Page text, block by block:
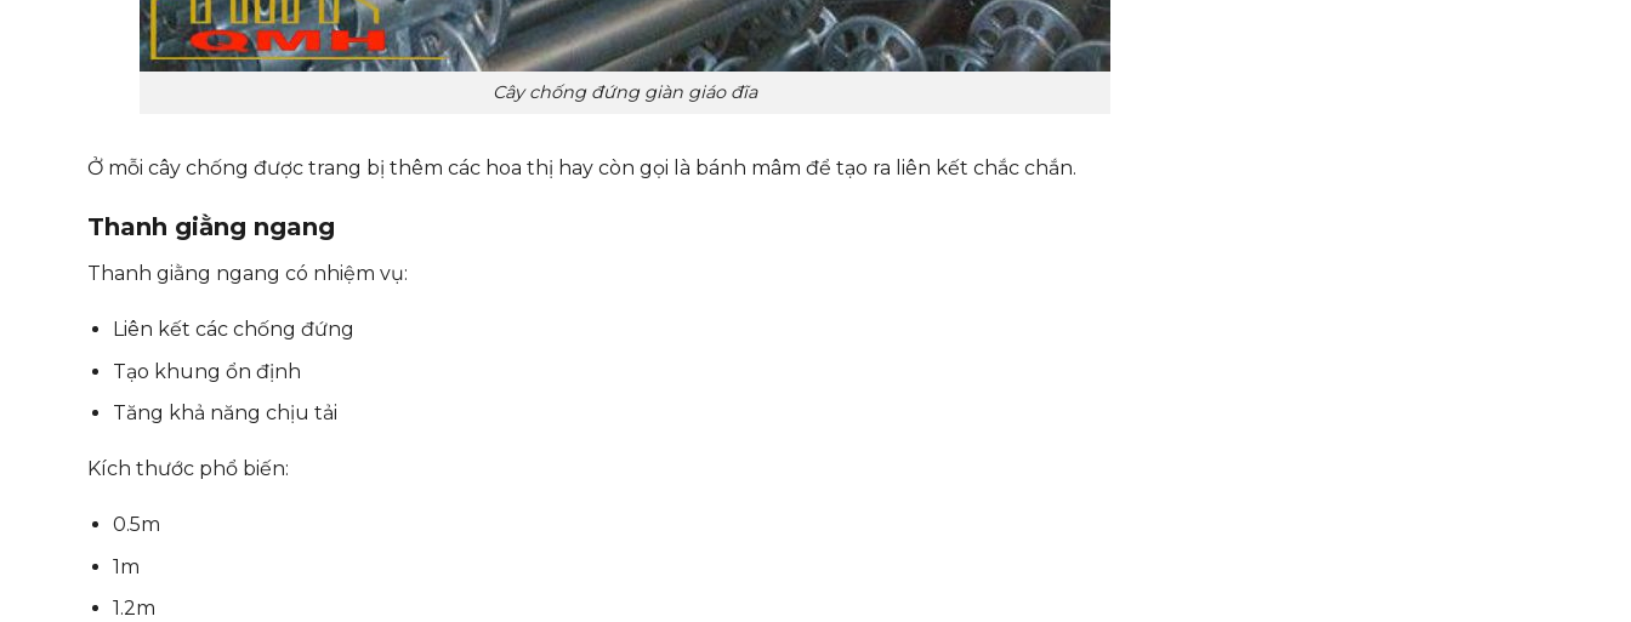
Cây chống đứng giàn giáo đĩa
Ở mỗi cây chống được trang bị thêm các hoa thị hay còn gọi là bánh mâm để tạo ra liên kết chắc chắn.
Thanh giằng ngang
Thanh giằng ngang có nhiệm vụ:
Liên kết các chống đứng
Tạo khung ổn định
Tăng khả năng chịu tải
Kích thước phổ biến:
0.5m
1m
1.2m